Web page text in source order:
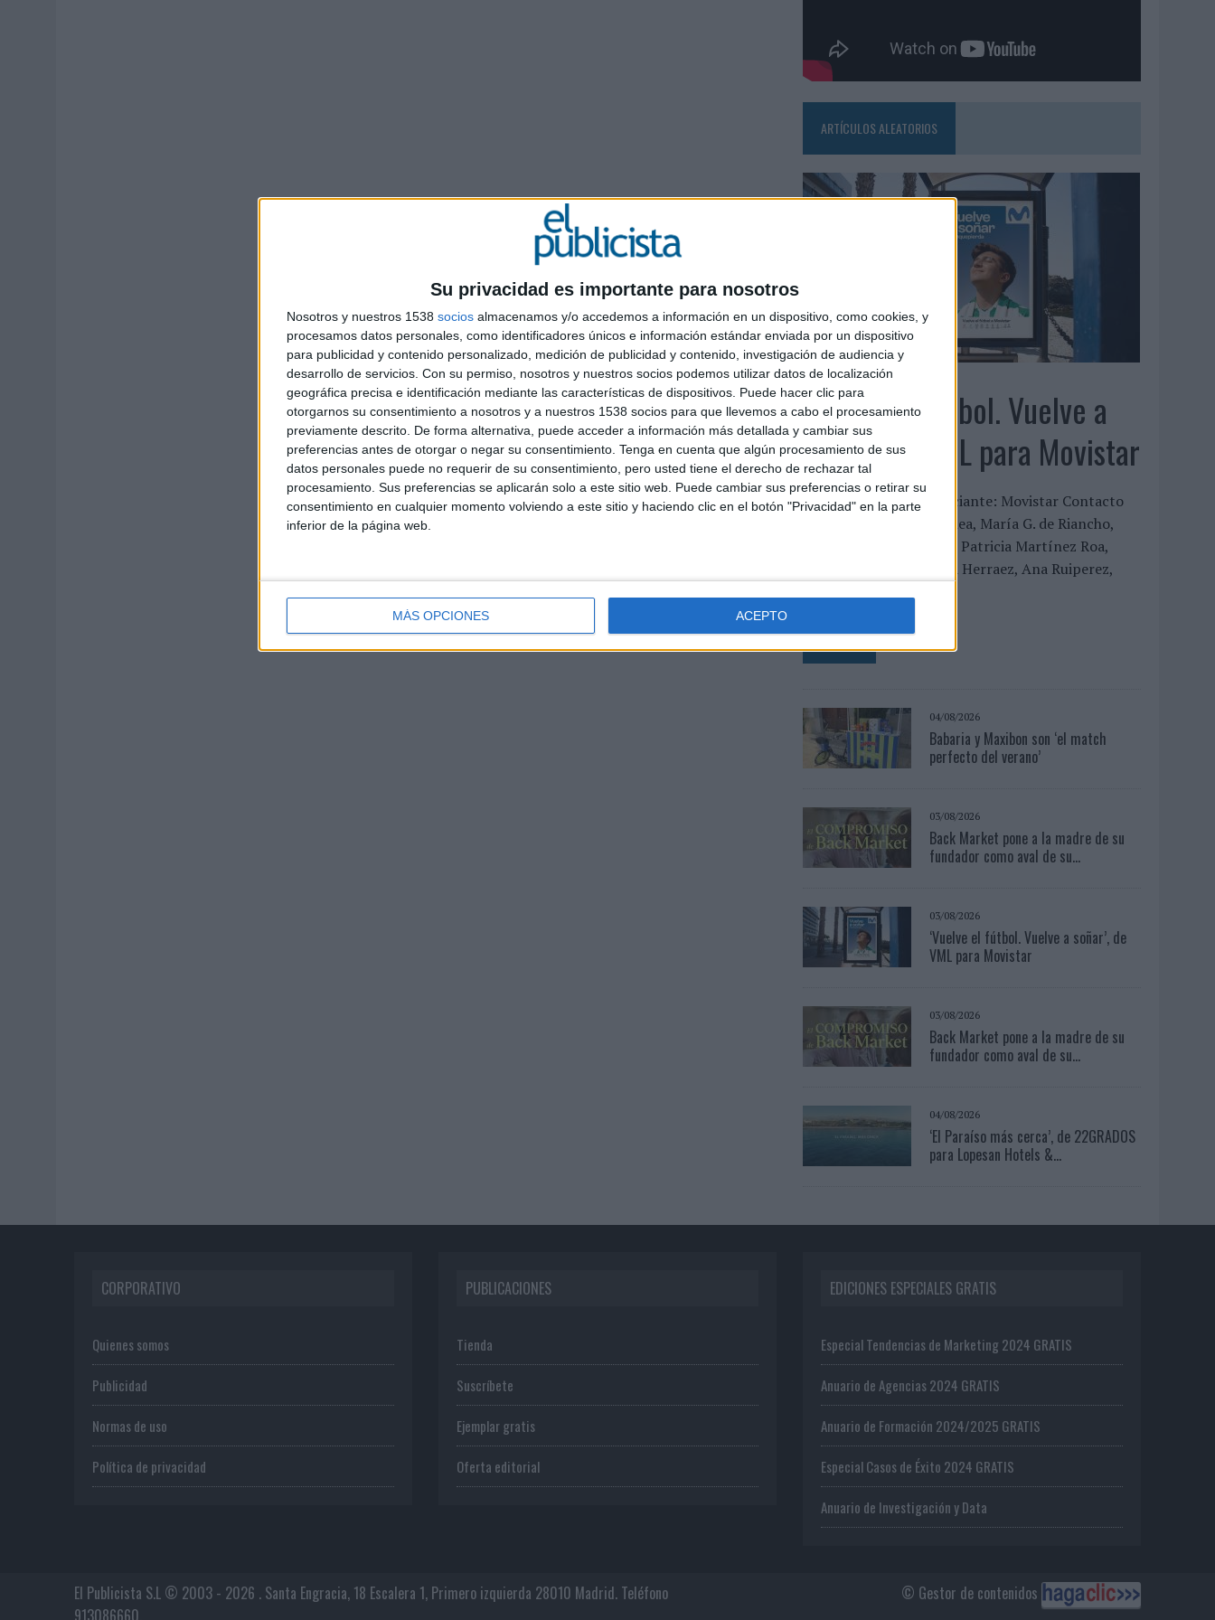
Su privacidad es importante para nosotros
Nosotros y nuestros 1538 socios almacenamos y/o accedemos a información en un dispositivo, como cookies, y
procesamos datos personales, como identificadores únicos e información estándar enviada por un dispositivo
para publicidad y contenido personalizado, medición de publicidad y contenido, investigación de audiencia y
desarrollo de servicios. Con su permiso, nosotros y nuestros socios podemos utilizar datos de localización
geográfica precisa e identificación mediante las características de dispositivos. Puede hacer clic para
otorgarnos su consentimiento a nosotros y a nuestros 1538 socios para que llevemos a cabo el procesamiento
previamente descrito. De forma alternativa, puede acceder a información más detallada y cambiar sus
preferencias antes de otorgar o negar su consentimiento. Tenga en cuenta que algún procesamiento de sus
datos personales puede no requerir de su consentimiento, pero usted tiene el derecho de rechazar tal
procesamiento. Sus preferencias se aplicarán solo a este sitio web. Puede cambiar sus preferencias o retirar su
consentimiento en cualquier momento volviendo a este sitio y haciendo clic en el botón "Privacidad" en la parte
inferior de la página web.
MÁS OPCIONES ACEPTO
ARTÍCULOS ALEATORIOS
03/08/2026
‘Vuelve el fútbol. Vuelve a
soñar’, de VML para Movistar
FICHA TÉCNICA Anunciante: Movistar Contacto
cliente: Aitor Goyenechea, María G. de Riancho,
Íñigo Gómez de Segura, Patricia Martínez Roa,
Vanessa Solana, Mónica Herraez, Ana Ruiperez,
LEER MÁS
04/08/2026
Babaria y Maxibon son ‘el match
perfecto del verano’
03/08/2026
Back Market pone a la madre de su
fundador como aval de su...
03/08/2026
‘Vuelve el fútbol. Vuelve a soñar’, de
VML para Movistar
03/08/2026
Back Market pone a la madre de su
fundador como aval de su...
04/08/2026
‘El Paraíso más cerca’, de 22GRADOS
para Lopesan Hotels &...
CORPORATIVO
Quienes somos
Publicidad
Normas de uso
Política de privacidad
PUBLICACIONES
Tienda
Suscríbete
Ejemplar gratis
Oferta editorial
EDICIONES ESPECIALES GRATIS
Especial Tendencias de Marketing 2024 GRATIS
Anuario de Agencias 2024 GRATIS
Anuario de Formación 2024/2025 GRATIS
Especial Casos de Éxito 2024 GRATIS
Anuario de Investigación y Data
© Gestor de contenidos
El Publicista S.L © 2003 - 2026 . Santa Engracia, 18 Escalera 1, Primero izquierda 28010 Madrid. Teléfono
913086660.